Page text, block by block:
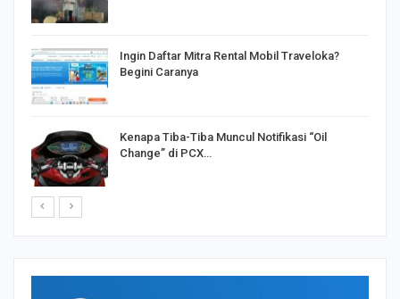
Ingin Daftar Mitra Rental Mobil Traveloka?
Begini Caranya
Kenapa Tiba-Tiba Muncul Notifikasi “Oil
Change” di PCX…